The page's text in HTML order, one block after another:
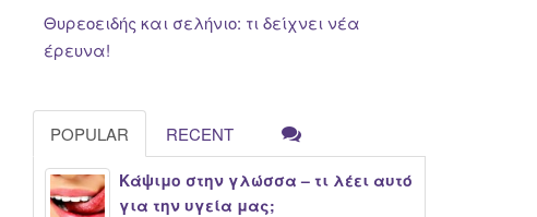
Θυρεοειδής και σελήνιο: τι δείχνει νέα
έρευνα!
POPULAR RECENT
Κάψιμο στην γλώσσα – τι λέει αυτό
για την υγεία μας;